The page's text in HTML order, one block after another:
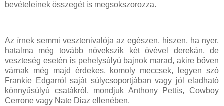
bevételeinek összegét is megsokszorozza.
Az írnek semmi vesztenivalója az egészen, hiszen, ha nyer,
hatalma még tovább növekszik két övével derekán, de
veszteség esetén is pehelysúlyú bajnok marad, akire bőven
várnak még majd érdekes, komoly meccsek, legyen szó
Frankie Edgarról saját súlycsoportjában vagy jól eladható
könnyűsúlyú csatákról, mondjuk Anthony Pettis, Cowboy
Cerrone vagy Nate Diaz ellenében.